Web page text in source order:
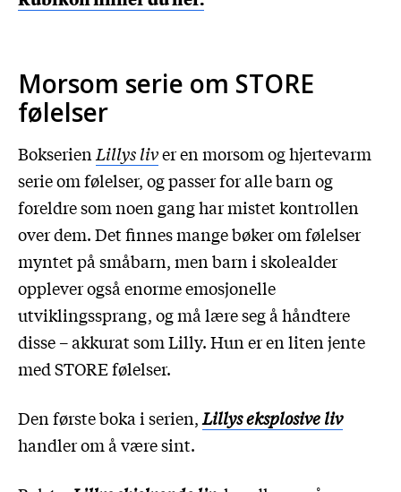
Morsom serie om STORE
følelser
BokserienLillys liver en morsom og hjertevarm
serie om følelser, og passer for alle barn og
foreldre som noen gang har mistet kontrollen
over dem. Det finnes mange bøker om følelser
myntet på småbarn, men barn i skolealder
opplever også enorme emosjonelle
utviklingssprang, og må lære seg å håndtere
disse – akkurat som Lilly. Hun er en liten jente
med STORE følelser.
Den første boka i serien,Lillys eksplosive liv
handler om å være sint.